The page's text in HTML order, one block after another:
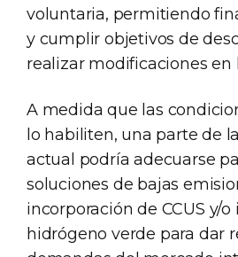
voluntaria, permitiendo
y cumplir objetivos de
realizar modificaciones en
A medida que las
lo habiliten, una parte de
actual podría adecuarse
soluciones de bajas
incorporación de CCUS y/
hidrógeno verde para dar